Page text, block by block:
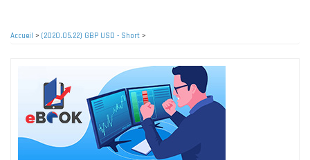
Accueil > (2020.05.22) GBP USD - Short >